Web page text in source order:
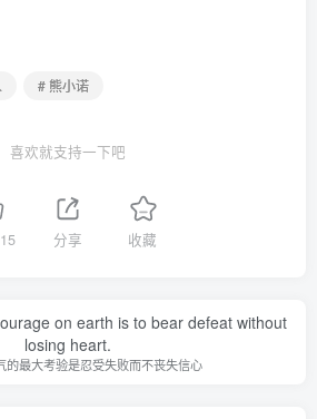
# 熊小诺
喜欢就支持一下吧
15 分享 收藏
on earth is to bear defeat without
losing heart.
的最大考验是忍受失败而不丧失信心